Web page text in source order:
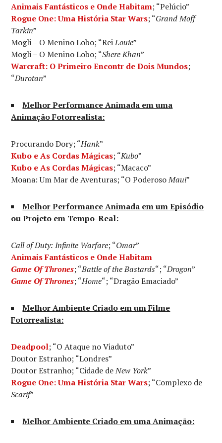
Animais Fantásticos e Onde Habitam; “Pelúcio”
Rogue One: Uma História Star Wars; “Grand Moff
Tarkin”
Mogli – O Menino Lobo; “ReiLouie”
Mogli – O Menino Lobo; “Shere Khan”
Warcraft: O Primeiro Encontr de Dois Mundos;
“Durotan”
Melhor Performance Animada em uma
Animação Fotorrealista:
Procurando Dory; “Hank”
Kubo e As Cordas Mágicas; “Kubo”
Kubo e As Cordas Mágicas; “Macaco”
Moana: Um Mar de Aventuras; “O PoderosoMaui”
Melhor Performance Animada em um Episódio
ou Projeto em Tempo-Real:
Call of Duty: Infinite Warfare; “Omar”
Animais Fantásticos e Onde Habitam
Game Of Thrones; “Battle of the Bastards“; “Drogon”
Game Of Thrones; “Home“; “Dragão Emaciado”
Melhor Ambiente Criado em um Filme
Fotorrealista:
Deadpool; “O Ataque no Viaduto”
Doutor Estranho; “Londres”
Doutor Estranho; “Cidade deNew York”
Rogue One: Uma História Star Wars; “Complexo de
Scarif”
Melhor Ambiente Criado em uma Animação: